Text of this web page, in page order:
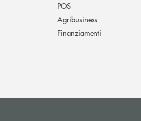
POS
Agribusiness
Finanziamenti